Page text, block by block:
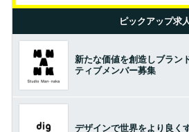
ピックアップ求人
新たな価値を創造しブラン
ティブメンバー募集
デザインで世界をより良くす